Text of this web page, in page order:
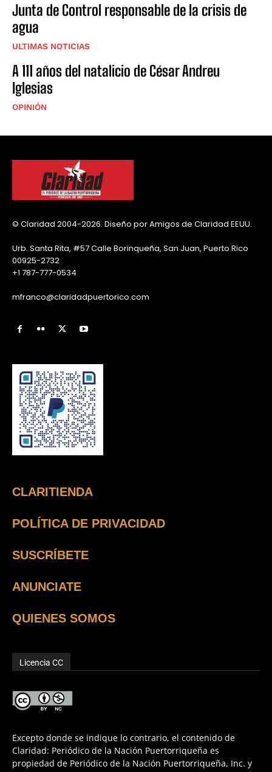
Junta de Control responsable de la crisis de
agua
ULTIMAS NOTICIAS
A 111 años del natalicio de César Andreu
Iglesias
OPINIÓN
© Claridad 2004-2026. Diseño por Amigos de Claridad EEUU.
Urb. Santa Rita, #57 Calle Borinqueña, San Juan, Puerto Rico
00925-2732
+1 787-777-0534
mfranco@claridadpuertorico.com
CLARITIENDA
POLÍTICA DE PRIVACIDAD
SUSCRÍBETE
ANUNCIATE
QUIENES SOMOS
Licencia CC
Excepto donde se indique lo contrario, el contenido de
Claridad: Periódico de la Nación Puertorriqueña es
propiedad de Periódico de la Nación Puertorriqueña, Inc. y